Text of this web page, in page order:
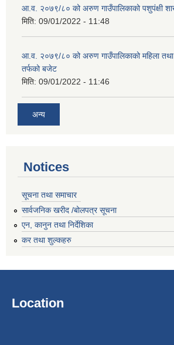
आ.व. २०७९/८० को अरुण गाउँपालिकाको पशुपंक्षी
मिति: 09/01/2022 - 11:48
आ.व. २०७९/८० को अरुण गाउँपालिकाको महिला तथा
तर्फको बजेट
मिति: 09/01/2022 - 11:46
अन्य
Notices
सूचना तथा समाचार
सार्वजनिक खरीद /बोलपत्र सूचना
एन, कानुन तथा निर्देशिका
कर तथा शुल्कहरु
Location